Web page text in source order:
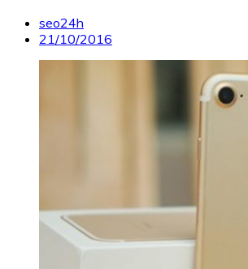
seo24h
21/10/2016